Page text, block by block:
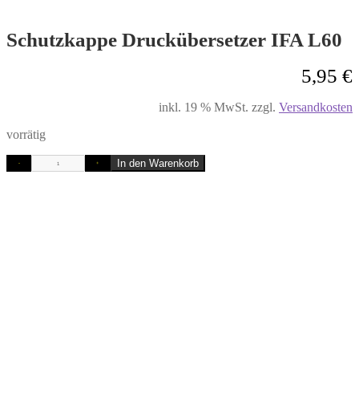
Schutzkappe Druckübersetzer IFA L60
5,95 €
inkl. 19 % MwSt. zzgl. Versandkosten
vorrätig
- + In den Warenkorb